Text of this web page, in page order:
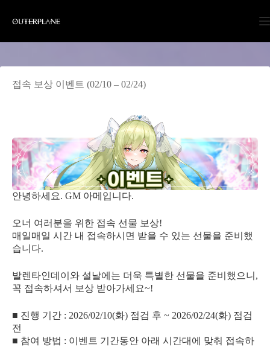
content
접속 보상 이벤트 (02/10 – 02/24)
안녕하세요. GM 아메입니다.
오너 여러분을 위한 접속 선물 보상!
매일매일 시간 내 접속하시면 받을 수 있는 선물을 준비했
습니다.
발렌타인데이와 설날에는 더욱 특별한 선물을 준비했으니,
꼭 접속하셔서 보상 받아가세요~!
■ 진행 기간 : 2026/02/10(화) 점검 후 ~ 2026/02/24(화) 점검
전
■ 참여 방법 : 이벤트 기간동안 아래 시간대에 맞춰 접속하